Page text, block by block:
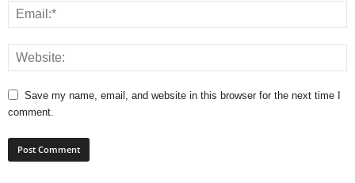
Save my name, email, and website in this browser for the next time I
comment.